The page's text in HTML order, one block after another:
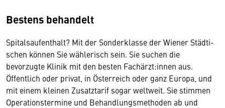
Bestens behandelt
Spitalsaufenthalt? Mit der Sonderklasse der Wiener Städti­
schen können Sie wählerisch sein. Sie suchen die
bevorzugte Klinik mit den besten Fachärzt:innen aus.
Öffentlich oder privat, in Österreich oder ganz Europa, und
mit einem kleinen Zusatztarif sogar weltweit. Sie stimmen
Operationstermine und Behandlungsmethoden ab und